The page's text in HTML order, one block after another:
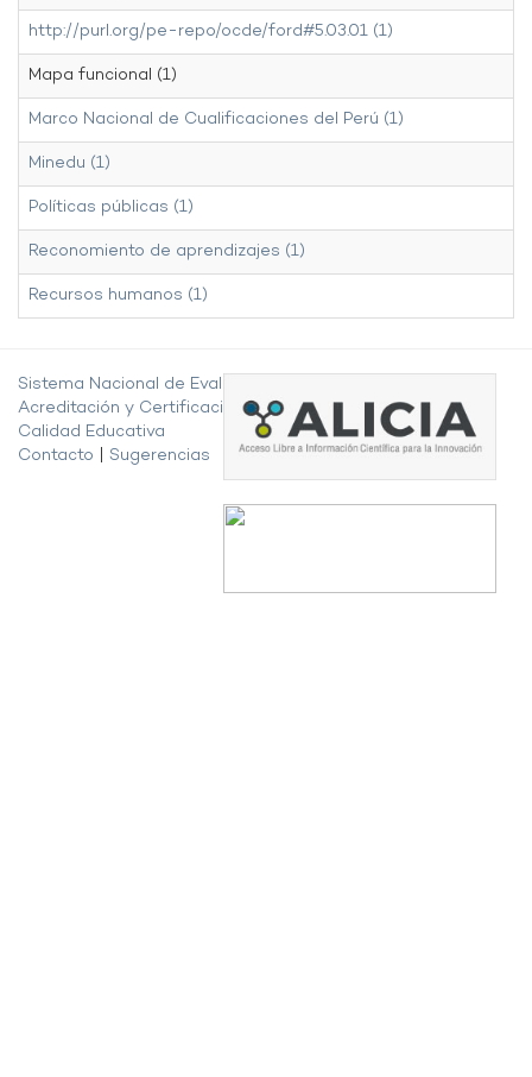
http://purl.org/pe-repo/ocde/ford#5.03.01 (1)
Mapa funcional (1)
Marco Nacional de Cualificaciones del Perú (1)
Minedu (1)
Políticas públicas (1)
Reconomiento de aprendizajes (1)
Recursos humanos (1)
Sistema Nacional de Evaluación,
Acreditación y Certificación de la
Calidad Educativa
Contacto
Sugerencias